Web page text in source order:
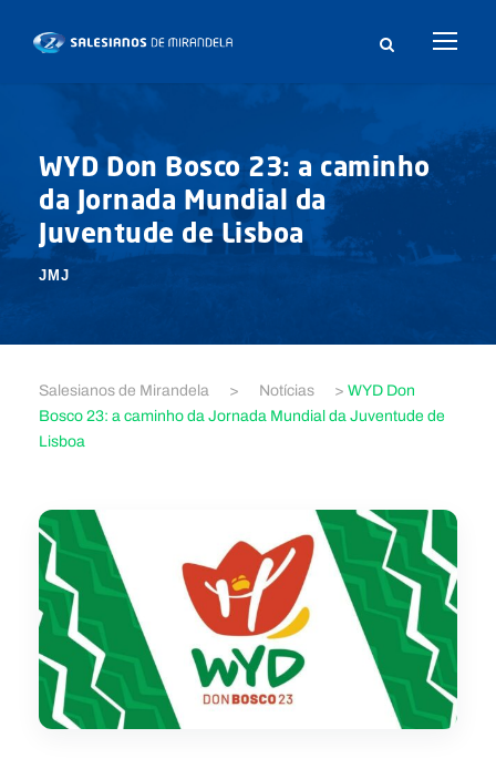
WYD Don Bosco 23: a caminho
da Jornada Mundial da
Juventude de Lisboa
JMJ
Salesianos de Mirandela > Notícias >WYD Don
Bosco 23: a caminho da Jornada Mundial da Juventude de
Lisboa